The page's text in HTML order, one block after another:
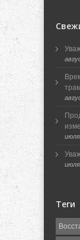
Теги